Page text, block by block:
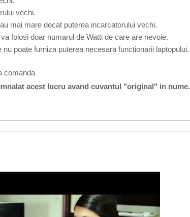
vechi.
mai mare decat puterea incarcatorului vechi.
folosi doar numarul de Watti de care are nevoie.
poate furniza puterea necesara functionarii laptopului.
comanda
acest lucru avand cuvantul "original" in nume.